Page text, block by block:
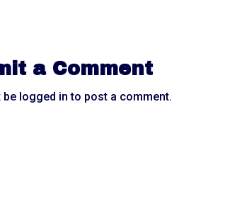
a Comment
be logged in to post a comment.